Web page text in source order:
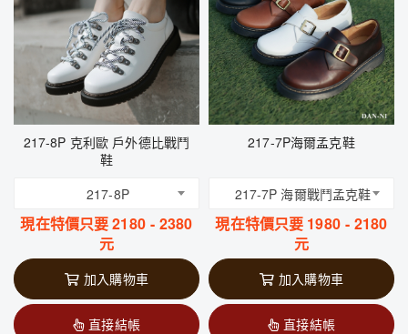
217-8P 克利歐 戶外德比戰鬥
鞋
217-8P
現在特價只要2180 - 2380
元
加入購物車
直接結帳
217-7P海爾孟克鞋
217-7P 海爾戰鬥孟克鞋
現在特價只要 1980 - 2180
元
加入購物車
直接結帳